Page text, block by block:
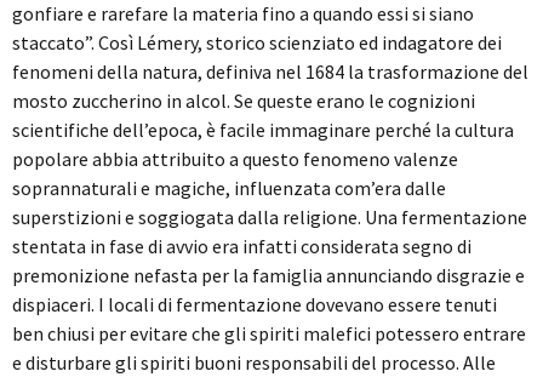
gonfiare e rarefare la materia fino a quando essi si siano
staccato”. Così Lémery, storico scienziato ed indagatore dei
fenomeni della natura, definiva nel 1684 la trasformazione del
mosto zuccherino in alcol. Se queste erano le cognizioni
scientifiche dell’epoca, è facile immaginare perché la cultura
popolare abbia attribuito a questo fenomeno valenze
soprannaturali e magiche, influenzata com’era dalle
superstizioni e soggiogata dalla religione. Una fermentazione
stentata in fase di avvio era infatti considerata segno di
premonizione nefasta per la famiglia annunciando disgrazie e
dispiaceri. I locali di fermentazione dovevano essere tenuti
ben chiusi per evitare che gli spiriti malefici potessero entrare
e disturbare gli spiriti buoni responsabili del processo. Alle